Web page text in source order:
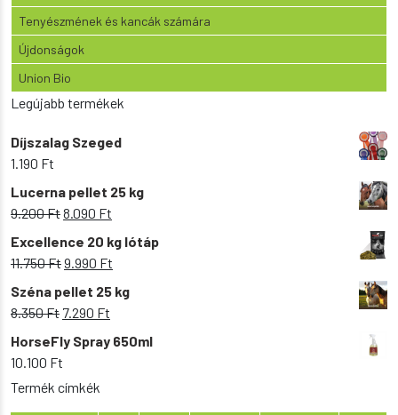
Tenyészmének és kancák számára
Újdonságok
Union Bio
Legújabb termékek
Díjszalag Szeged
1.190 Ft
Lucerna pellet 25 kg
9.200FtOriginal
price
was:
8.090 Ft
price
is:
Excellence 20 kg lótáp
11.750FtOriginal
price
was:
9.990 Ft
price
is:
Széna pellet 25 kg
8.350Ft Original
price
was:
7.290 Ft
price
HorseFly Spray 650ml
10.100 Ft
Termék címkék